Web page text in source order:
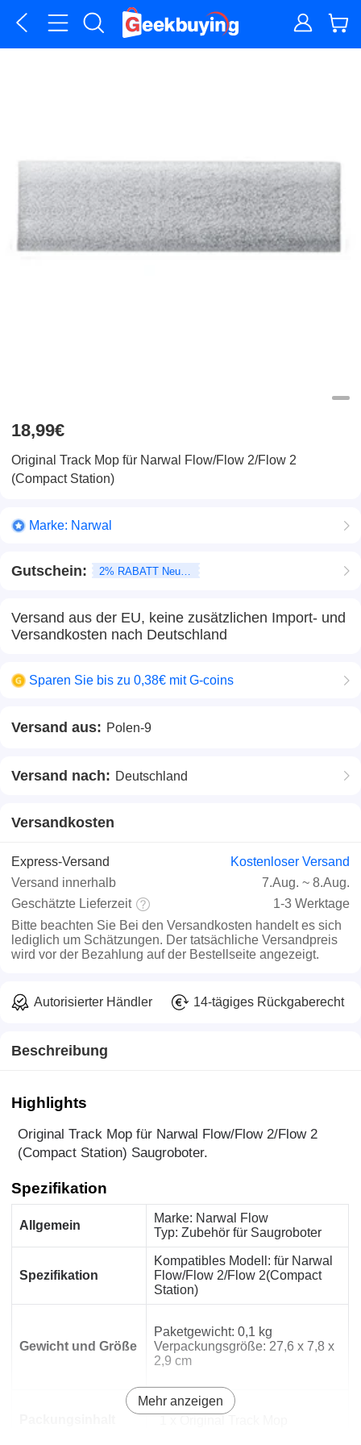
18,99€
Original Track Mop für Narwal Flow/Flow 2/Flow 2
(Compact Station)
Marke: Narwal
Gutschein:
Versand aus der EU, keine zusätzlichen Import- und
Versandkosten nach Deutschland
Sparen Sie bis zu 0,38€ mit G-coins
Versand aus: Polen-9
Versand nach: Deutschland
Versandkosten
Express-Versand
Kostenloser Versand
Versand innerhalb
7.Aug. ~ 8.Aug.
Geschätzte Lieferzeit
1-3 Werktage
Bitte beachten Sie Bei den Versandkosten handelt es sich
lediglich um Schätzungen. Der tatsächliche Versandpreis
wird vor der Bezahlung auf der Bestellseite angezeigt.
Autorisierter Händler 14-tägiges Rückgaberecht
Beschreibung
Highlights
Original Track Mop für Narwal Flow/Flow 2/Flow 2
(Compact Station) Saugroboter.
Spezifikation
Allgemein
Marke: Narwal Flow
Typ: Zubehör für Saugroboter
Spezifikation
Kompatibles Modell: für Narwal
Flow/Flow 2/Flow 2(Compact
Station)
Gewicht und Größe
Paketgewicht: 0,1 kg
Verpackungsgröße: 27,6 x 7,8 x
2,9 cm
Mehr anzeigen